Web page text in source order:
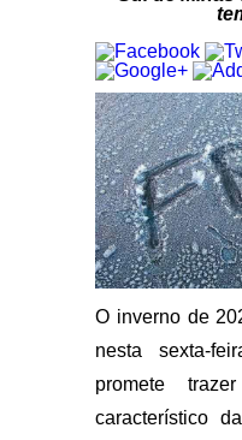
O inverno de
nesta sexta-
promete
característico